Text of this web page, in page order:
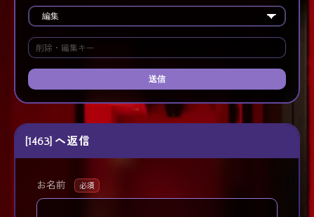
送信
[1463] へ返信
お名前 必須